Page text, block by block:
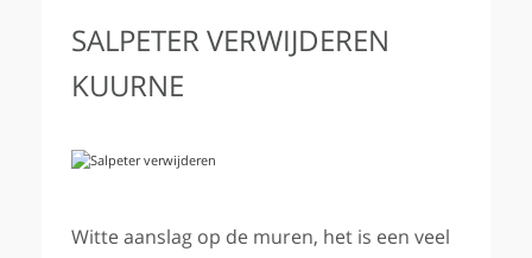
SALPETER VERWIJDEREN
KUURNE
Witte aanslag op de muren, het is een veel